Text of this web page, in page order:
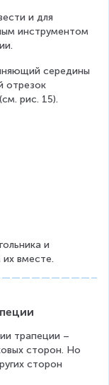
и для
инструментом
середины
отрезок
(см. рис. 15).
и
вместе.
трапеции –
сторон. Но
сторон